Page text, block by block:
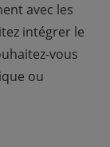
avec les
intégrer le
vous
ou